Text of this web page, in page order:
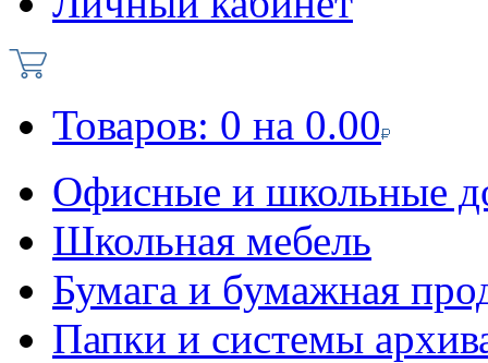
Товаров: 0 на 0.00
Офисные и школьные
Школьная мебель
Бумага и бумажная
Папки и системы